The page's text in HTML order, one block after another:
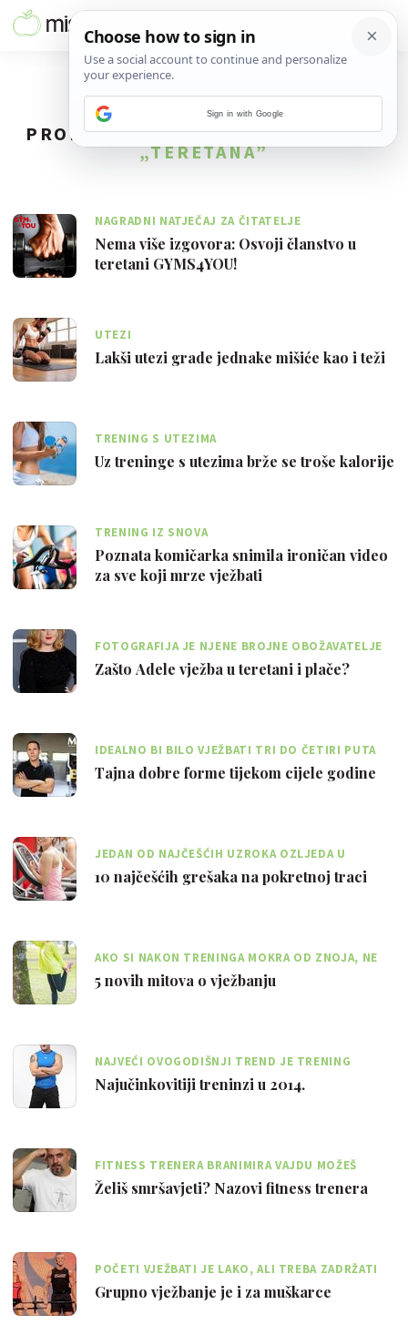
PRONAĐENO49REZULTATA ZA TAG
„TERETANA”
NAGRADNI NATJEČAJ ZA ČITATELJE
Nema više izgovora: Osvoji članstvo u
teretani GYMS4YOU!
UTEZI
Lakši utezi grade jednake mišiće kao i teži
TRENING S UTEZIMA
Uz treninge s utezima brže se troše kalorije
TRENING IZ SNOVA
Poznata komičarka snimila ironičan video
za sve koji mrze vježbati
FOTOGRAFIJA JE NJENE BROJNE OBOŽAVATELJE
ODUŠEVILA I NASMIJALA
Zašto Adele vježba u teretani i plače?
IDEALNO BI BILO VJEŽBATI TRI DO ČETIRI PUTA
TJEDNO, KAŽU FITNESS TRENERI
Tajna dobre forme tijekom cijele godine
JEDAN OD NAJČEŠĆIH UZROKA OZLJEDA U
TERETANI JE SKAKANJE S BRZE TRAKE
10 najčešćih grešaka na pokretnoj traci
AKO SI NAKON TRENINGA MOKRA OD ZNOJA, NE
ZNAČI I DA SI POTROŠILA VIŠE KALORIJA
5 novih mitova o vježbanju
NAJVEĆI OVOGODIŠNJI TREND JE TRENING
VISOKOG INTENZITETA U INTERVALIMA
Najučinkovitiji treninzi u 2014.
FITNESS TRENERA BRANIMIRA VAJDU MOŽEŠ
NAZVATI ČETVRTKOM OD 15 SATI
Želiš smršavjeti? Nazovi fitness trenera
POČETI VJEŽBATI JE LAKO, ALI TREBA ZADRŽATI
NAVIKU BAVLJENJA SPORTOM
Grupno vježbanje je i za muškarce
Sign in with Google